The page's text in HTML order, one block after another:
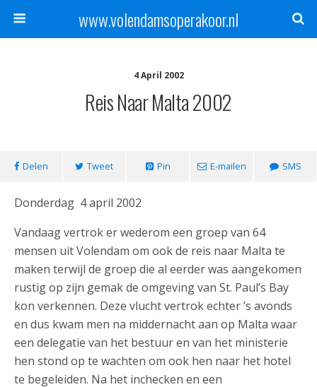
www.volendamsoperakoor.nl
4 April 2002
Reis Naar Malta 2002
Delen Tweet Pin E-mailen SMS
Donderdag 4 april 2002
Vandaag vertrok er wederom een groep van 64
mensen uit Volendam om ook de reis naar Malta te
maken terwijl de groep die al eerder was aangekomen
rustig op zijn gemak de omgeving van St. Paul’s Bay
kon verkennen. Deze vlucht vertrok echter ’s avonds
en dus kwam men na middernacht aan op Malta waar
een delegatie van het bestuur en van het ministerie
hen stond op te wachten om ook hen naar het hotel
te begeleiden. Na het inchecken en een